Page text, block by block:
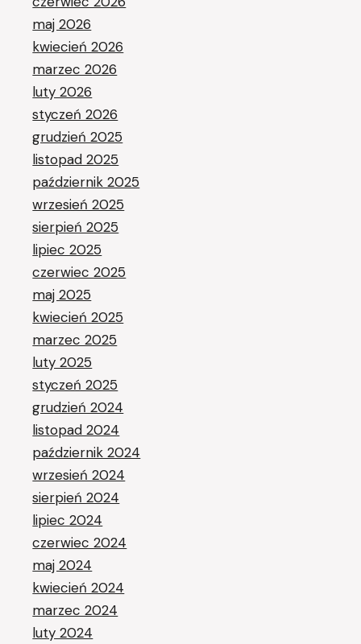
maj 2026
kwiecień 2026
marzec 2026
luty 2026
styczeń 2026
grudzień 2025
listopad 2025
październik 2025
wrzesień 2025
sierpień 2025
lipiec 2025
czerwiec 2025
maj 2025
kwiecień 2025
marzec 2025
luty 2025
styczeń 2025
grudzień 2024
listopad 2024
październik 2024
wrzesień 2024
sierpień 2024
lipiec 2024
czerwiec 2024
maj 2024
kwiecień 2024
marzec 2024
luty 2024